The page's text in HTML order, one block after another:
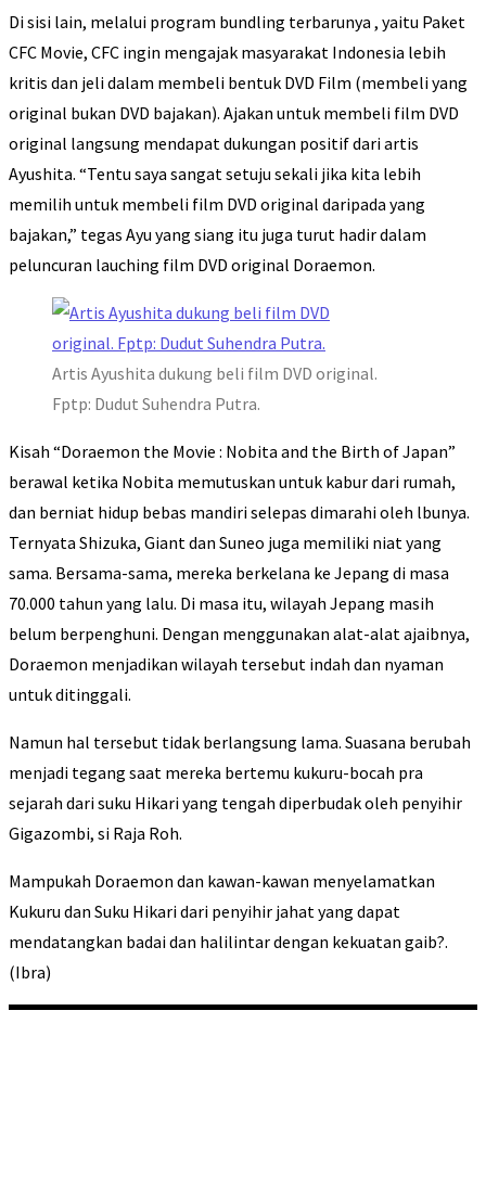
Di sisi lain, melalui program bundling terbarunya , yaitu Paket
CFC Movie, CFC ingin mengajak masyarakat Indonesia lebih
kritis dan jeli dalam membeli bentuk DVD Film (membeli yang
original bukan DVD bajakan). Ajakan untuk membeli film DVD
original langsung mendapat dukungan positif dari artis
Ayushita. “Tentu saya sangat setuju sekali jika kita lebih
memilih untuk membeli film DVD original daripada yang
bajakan,” tegas Ayu yang siang itu juga turut hadir dalam
peluncuran lauching film DVD original Doraemon.
Artis Ayushita dukung beli film DVD original.
Fptp: Dudut Suhendra Putra.
Kisah “Doraemon the Movie : Nobita and the Birth of Japan”
berawal ketika Nobita memutuskan untuk kabur dari rumah,
dan berniat hidup bebas mandiri selepas dimarahi oleh lbunya.
Ternyata Shizuka, Giant dan Suneo juga memiliki niat yang
sama. Bersama-sama, mereka berkelana ke Jepang di masa
70.000 tahun yang lalu. Di masa itu, wilayah Jepang masih
belum berpenghuni. Dengan menggunakan alat-alat ajaibnya,
Doraemon menjadikan wilayah tersebut indah dan nyaman
untuk ditinggali.
Namun hal tersebut tidak berlangsung lama. Suasana berubah
menjadi tegang saat mereka bertemu kukuru-bocah pra
sejarah dari suku Hikari yang tengah diperbudak oleh penyihir
Gigazombi, si Raja Roh.
Mampukah Doraemon dan kawan-kawan menyelamatkan
Kukuru dan Suku Hikari dari penyihir jahat yang dapat
mendatangkan badai dan halilintar dengan kekuatan gaib?.
(Ibra)